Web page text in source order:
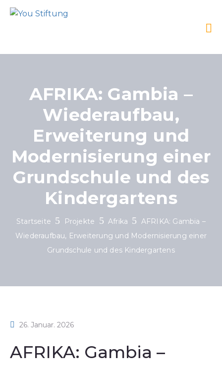
AFRIKA: Gambia –
Wiederaufbau,
Erweiterung und
Modernisierung einer
Grundschule und des
Kindergartens
Startseite Projekte Afrika
AFRIKA: Gambia –
Wiederaufbau, Erweiterung und Modernisierung einer
Grundschule und des Kindergartens
26. Januar. 2026
AFRIKA: Gambia –